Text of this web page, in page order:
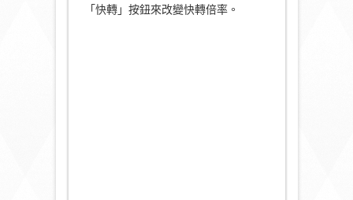
「快轉」按鈕來改變快轉倍率。